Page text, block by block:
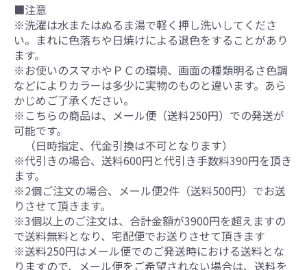
■注意
※洗濯は水またはぬるま湯で軽く押し洗いしてくださ
い。まれに色落ちや日焼けによる退色をすることがあり
ます。
※お使いのスマホやＰＣの環境、画面の種類明るさ色調
などによりカラーは多少に実物のものと違います。あら
かじめご了承ください。
※こちらの商品は、メール便（送料250円）での発送が
可能です。
（日時指定、代金引換は不可となります）
※代引きの場合、送料600円と代引き手数料390円を頂き
ます。
※2個ご注文の場合、メール便2件（送料500円）でお送
りさせて頂きます。
※3個以上のご注文は、合計金額が3900円を超えますの
で送料無料となり、宅配便でお送りさせて頂きます
※送料250円はメール便でのご発送時における送料とな
りますので、メール便をご希望されない場合は、送料を